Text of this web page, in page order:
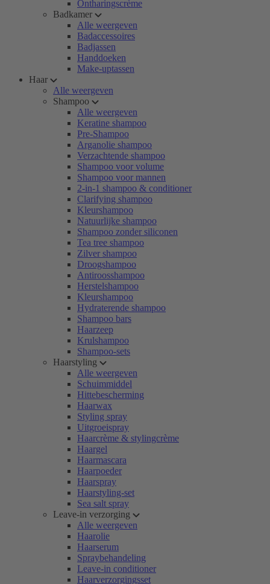
Ontharingscrème
Badkamer
Alle weergeven
Badaccessoires
Badjassen
Handdoeken
Make-uptassen
Haar
Alle weergeven
Shampoo
Alle weergeven
Keratine shampoo
Pre-Shampoo
Arganolie shampoo
Verzachtende shampoo
Shampoo voor volume
Shampoo voor mannen
2-in-1 shampoo & conditioner
Clarifying shampoo
Kleurshampoo
Natuurlijke shampoo
Shampoo zonder siliconen
Tea tree shampoo
Zilver shampoo
Droogshampoo
Antiroosshampoo
Herstelshampoo
Kleurshampoo
Hydraterende shampoo
Shampoo bars
Haarzeep
Krulshampoo
Shampoo-sets
Haarstyling
Alle weergeven
Schuimmiddel
Hittebescherming
Haarwax
Styling spray
Uitgroeispray
Haarcrème & stylingcrème
Haargel
Haarmascara
Haarpoeder
Haarspray
Haarstyling-set
Sea salt spray
Leave-in verzorging
Alle weergeven
Haarolie
Haarserum
Spraybehandeling
Leave-in conditioner
Haarverzorgingsset